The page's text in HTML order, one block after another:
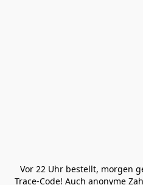
Vor 22 Uhr bestellt, morgen
Trace-Code! Auch anonyme